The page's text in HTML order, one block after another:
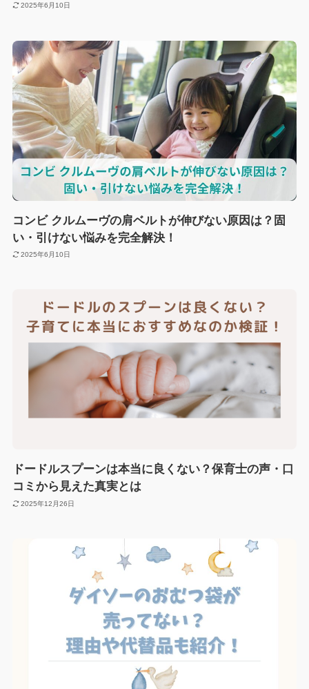
2025年6月10日
コンビ クルムーヴの肩ベルトが伸びない原因は？固
い・引けない悩みを完全解決！
2025年6月10日
ドードルスプーンは本当に良くない？保育士の声・口
コミから見えた真実とは
2025年12月26日